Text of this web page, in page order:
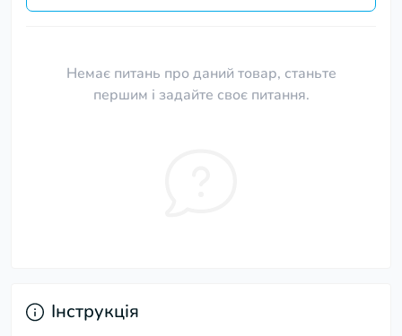
Немає питань про даний товар, станьте
першим і задайте своє питання.
Інструкція